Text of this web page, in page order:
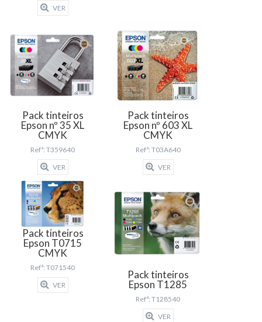
VER
Pack tinteiros
Epson nº 35 XL
CMYK
Refª: T359640
VER
Pack tinteiros
Epson nº 603 XL
CMYK
Refª: T03A640
VER
Pack tinteiros
Epson T0715
CMYK
Refª: T071540
VER
Pack tinteiros
Epson T1285
Refª: T128540
VER